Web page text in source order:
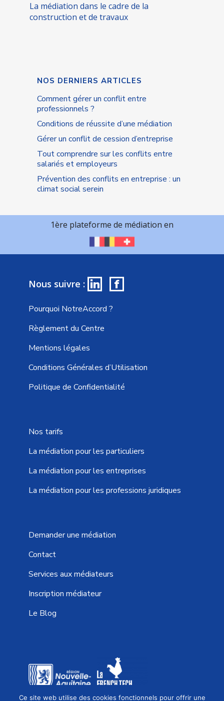
La médiation dans le cadre de la
construction et de travaux
NOS DERNIERS ARTICLES
Comment gérer un conflit entre
professionnels ?
Conditions de réussite d’une médiation
Gérer un conflit de cession d’entreprise
Tout comprendre sur les conflits entre
salariés et employeurs
Prévention des conflits en entreprise : un
climat social serein
1ère plateforme de médiation en
Nous suivre : in f
Pourquoi NotreAccord ?
Règlement du Centre
Mentions légales
Conditions Générales d’Utilisation
Politique de Confidentialité
Nos tarifs
La médiation pour les particuliers
La médiation pour les entreprises
La médiation pour les professions juridiques
Demander une médiation
Contact
Services aux médiateurs
Inscription médiateur
Le Blog
Ce site web utilise des cookies fonctionnels pour offrir une